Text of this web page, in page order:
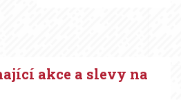
akce a slevy na